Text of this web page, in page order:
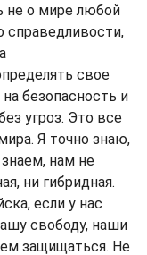
не о мире любой
справедливости,
свое
безопасность и
угроз. Это все
Я точно знаю,
нам не
ни гибридная.
если у нас
свободу, наши
защищаться. Не